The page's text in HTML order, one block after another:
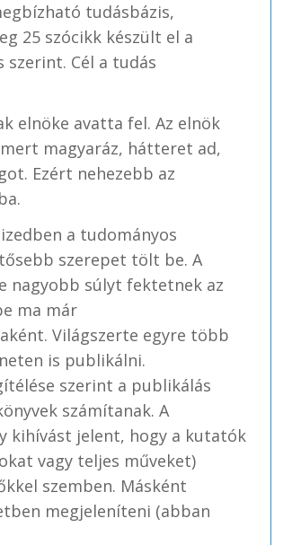
tudásbázis,
25 szócikk készült el a
szerint. Cél a tudás
elnöke avatta fel. Az elnök
magyaráz, hátteret ad,
Ezért nehezebb az
a tudományos
szerepet tölt be. A
nagyobb súlyt fektetnek az
ma már
Világszerte egyre több
is publikálni.
szerint a publikálás
számítanak. A
kihívást jelent, hogy a kutatók
vagy teljes műveket)
szemben. Másként
megjeleníteni (abban